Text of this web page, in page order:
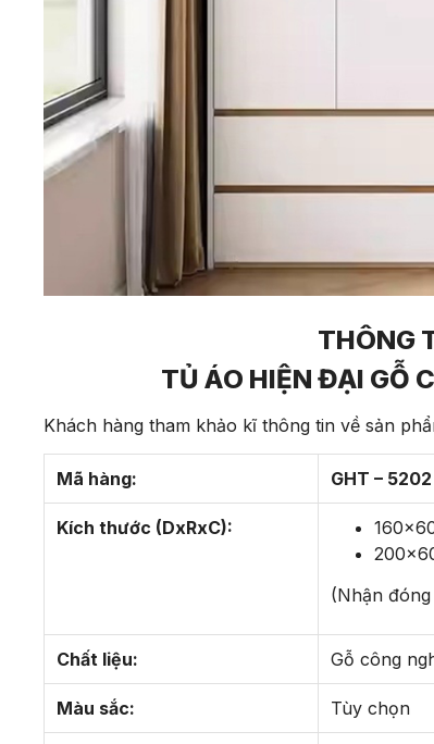
THÔNG
TỦ ÁO HIỆN ĐẠI GỖ
Khách hàng tham khảo kĩ thông tin về sản
Mã hàng: GHT – 5202
Kích thước (DxRxC):
(Nhận
Chất liệu: Gỗ công
Màu sắc: Tùy chọn